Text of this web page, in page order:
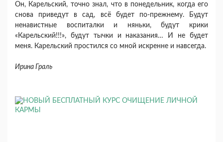
Он, Карельский, точно знал, что в понедельник, когда его
снова приведут в сад, всё будет по-прежнему. Будут
ненавистные воспиталки и няньки, будут крики
«Карельский!!!», будут тычки и наказания… И не будет
меня. Карельский простился со мной искренне и навсегда.
Ирина Граль